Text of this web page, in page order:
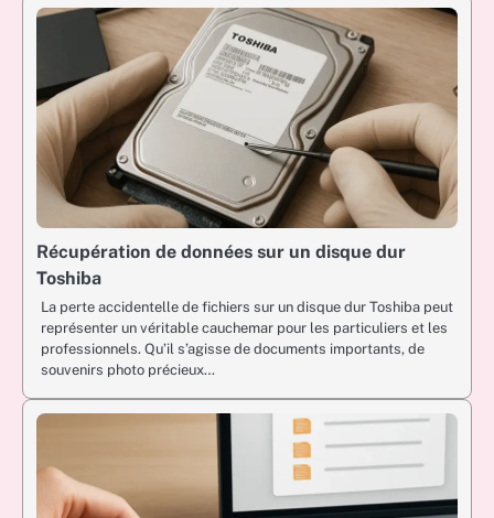
Récupération de données sur un disque dur
Toshiba
La perte accidentelle de fichiers sur un disque dur Toshiba peut
représenter un véritable cauchemar pour les particuliers et les
professionnels. Qu’il s’agisse de documents importants, de
souvenirs photo précieux…